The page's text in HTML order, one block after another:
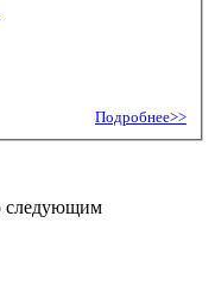
Подробнее>>
следующим